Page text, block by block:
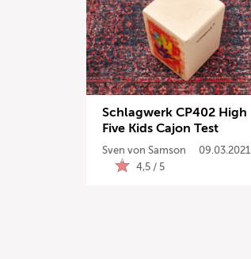
Schlagwerk CP402 High
Five Kids Cajon Test
Sven von Samson
09.03.2021
4,5 / 5